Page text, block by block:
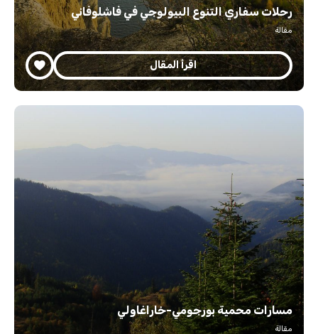
رحلات سفاري التنوع البيولوجي في فاشلوفاني
مقالة
اقرأ المقال
مسارات محمية بورجومي-خاراغاولي
مقالة